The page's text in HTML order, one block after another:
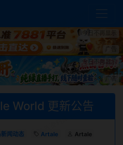
今日不再显示
今日不再显示
World 更新公告
新闻动态 Artale Artale